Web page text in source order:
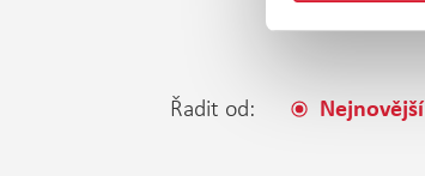
Řadit od: Nejnovější